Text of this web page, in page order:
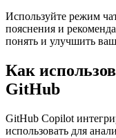
Используйте режим
пояснения и
понять и улучшить
Как
GitHub
GitHub Copilot
использовать для